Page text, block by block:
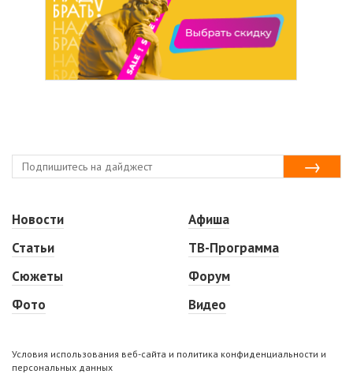
Новости
Статьи
Сюжеты
Фото
Афиша
ТВ-Программа
Форум
Видео
Условия использования веб-сайта и политика конфиденциальности и
персональных данных